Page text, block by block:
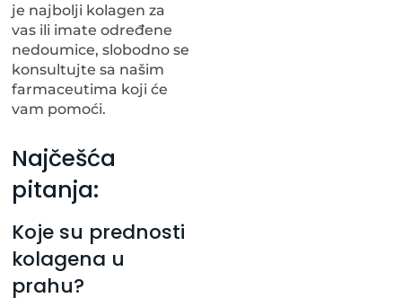
je najbolji kolagen za
vas ili imate određene
nedoumice, slobodno se
konsultujte sa našim
farmaceutima koji će
vam pomoći.
Najčešća
pitanja:
Koje su prednosti
kolagena u
prahu?